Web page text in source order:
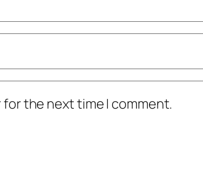
the next time I comment.